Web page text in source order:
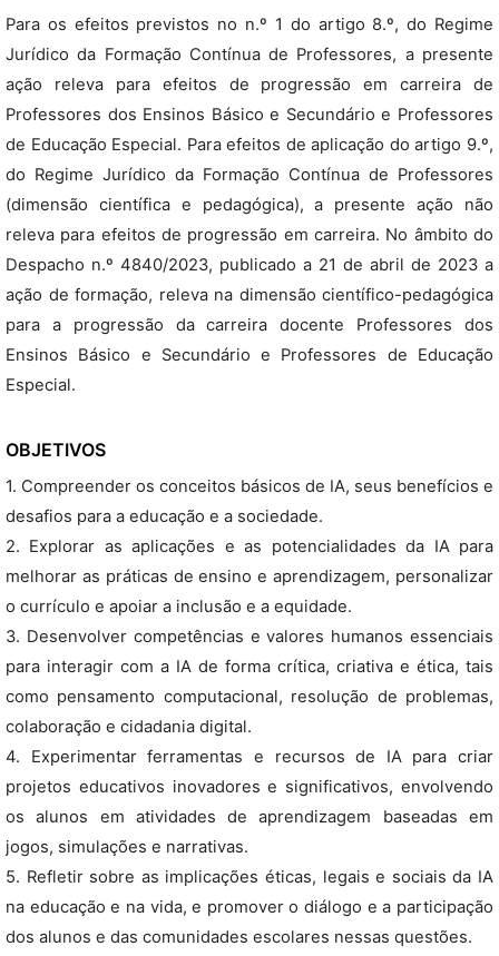
Para os efeitos previstos no n.º 1 do artigo 8.º, do Regime
Jurídico da Formação Contínua de Professores, a presente
ação releva para efeitos de progressão em carreira de
Professores dos Ensinos Básico e Secundário e Professores
de Educação Especial. Para efeitos de aplicação do artigo 9.º,
do Regime Jurídico da Formação Contínua de Professores
(dimensão científica e pedagógica), a presente ação não
releva para efeitos de progressão em carreira. No âmbito do
Despacho n.º 4840/2023, publicado a 21 de abril de 2023 a
ação de formação, releva na dimensão científico-pedagógica
para a progressão da carreira docente Professores dos
Ensinos Básico e Secundário e Professores de Educação
Especial.
OBJETIVOS
1. Compreender os conceitos básicos de IA, seus benefícios e
desafios para a educação e a sociedade.
2. Explorar as aplicações e as potencialidades da IA para
melhorar as práticas de ensino e aprendizagem, personalizar
o currículo e apoiar a inclusão e a equidade.
3. Desenvolver competências e valores humanos essenciais
para interagir com a IA de forma crítica, criativa e ética, tais
como pensamento computacional, resolução de problemas,
colaboração e cidadania digital.
4. Experimentar ferramentas e recursos de IA para criar
projetos educativos inovadores e significativos, envolvendo
os alunos em atividades de aprendizagem baseadas em
jogos, simulações e narrativas.
5. Refletir sobre as implicações éticas, legais e sociais da IA
na educação e na vida, e promover o diálogo e a participação
dos alunos e das comunidades escolares nessas questões.